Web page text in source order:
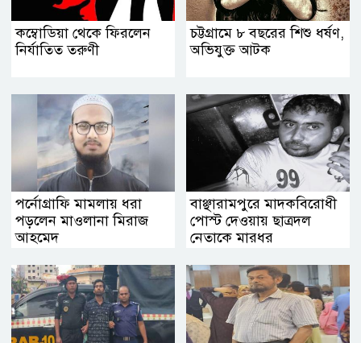
কম্বোডিয়া থেকে ফিরলেন
নির্যাতিত তরুণী
চট্টগ্রামে ৮ বছরের শিশু ধর্ষণ,
অভিযুক্ত আটক
পর্নোগ্রাফি মামলায় ধরা
পড়লেন মাওলানা মিরাজ
আহমেদ
বাঞ্ছারামপুরে মাদকবিরোধী
পোস্ট দেওয়ায় ছাত্রদল
নেতাকে মারধর